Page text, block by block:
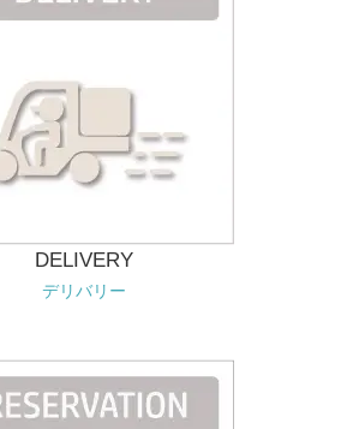
DELIVERY
デリバリー